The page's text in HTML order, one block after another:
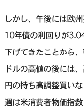
しかし、午後には欧
10年債の利回りが
下げてきたことから
ドルの高値の後には
円の持ち高調整買い
週は米消費者物価指